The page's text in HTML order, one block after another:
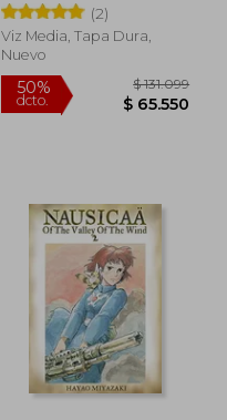
50%
dcto.
(2)
Viz Media, Tapa Dura,
Nuevo